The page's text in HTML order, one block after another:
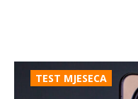
TEST MJESECA